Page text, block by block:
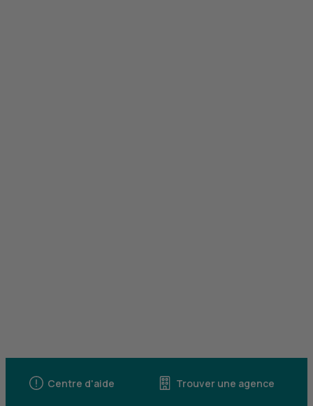
Centre d'aide Trouver une agence